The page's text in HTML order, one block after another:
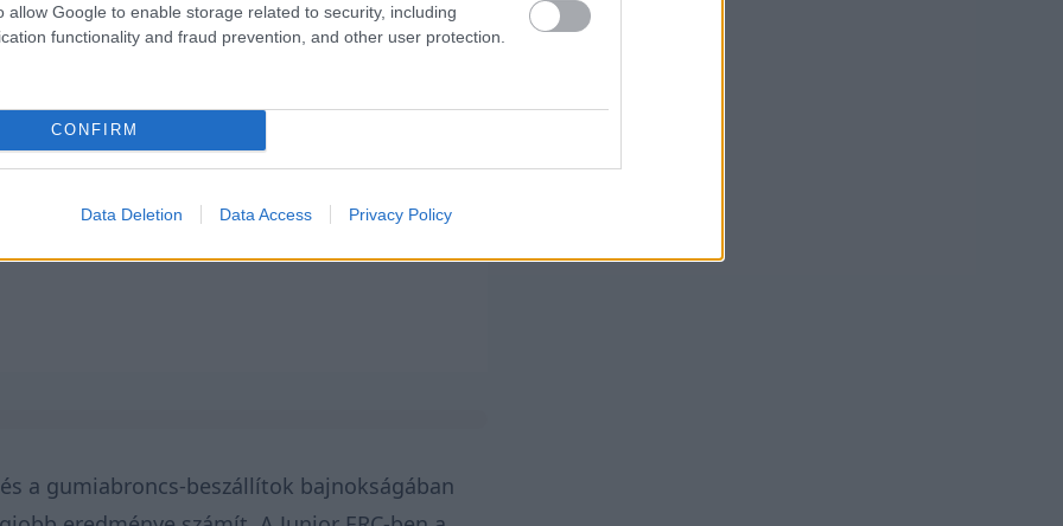
allow Google to enable storage related to security, including
functionality and fraud prevention, and other user protection.
CONFIRM
Data Deletion Data Access Privacy Policy
és a gumiabroncs-beszállítok bajnokságában